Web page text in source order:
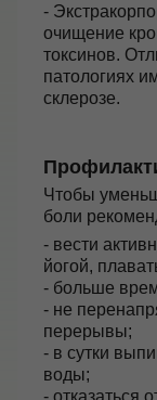
-
очищение
токсинов.
патологиях
склерозе.
Чтобы
боли
- вести
йогой,
- больше
- не
перерывы;
- в сутки
воды;
- отказаться